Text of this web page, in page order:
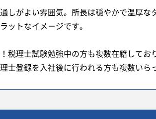
しがよい雰囲気。所長は穏やかで温厚な
ットなイメ－ジです。
税理士試験勉強中の方も複数在籍して
士登録を入社後に行われる方も複数いら